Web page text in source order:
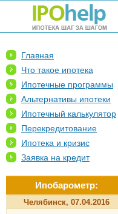
Главная
Что такое ипотека
Ипотечные программы
Альтернативы ипотеки
Ипотечный калькулятор
Перекредитование
Ипотека и кризис
Заявка на кредит
Ипобарометр:
Челябинск, 07.04.2016